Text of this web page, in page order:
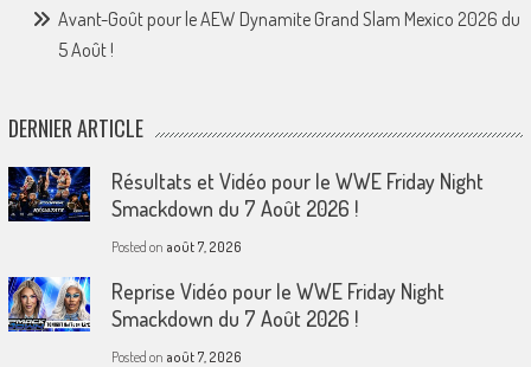
Avant-Goût pour le AEW Dynamite Grand Slam Mexico 2026 du
5 Août !
DERNIER ARTICLE
Résultats et Vidéo pour le WWE Friday Night
Smackdown du 7 Août 2026 !
Posted on août 7, 2026
Reprise Vidéo pour le WWE Friday Night
Smackdown du 7 Août 2026 !
Posted on août 7, 2026